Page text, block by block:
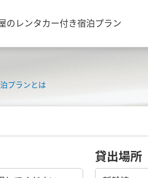
レンタカー付き宿泊プラン
プランとは
貸出場所